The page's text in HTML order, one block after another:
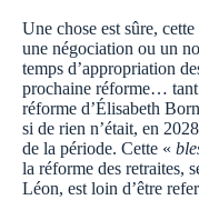
Une chose est sûre,
une négociation ou un
temps d’appropriation
prochaine réforme…
réforme d’Élisabeth
si de rien n’était, en
de la période. Cette «
la réforme des retraites,
Léon, est loin d’être